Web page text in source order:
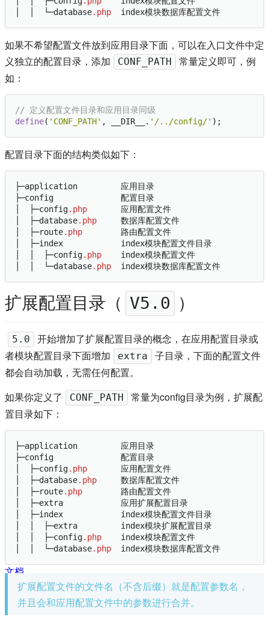
│  │  └─database.php
如果不希望配置文件放到应用目录下面，可以在入口文件中定
义独立的配置目录，添加
CONF_PATH
常量定义即可，例
如：
// 定义配置文件目录和应用目录同级
define( 'CONF_PATH' , __DIR__. '/../config/'
配置目录下面的结构类似如下：
├─application         应用目录
├─config              配置目录
│  ├─config.php
       应用配置文件
│  ├─database.php
     数据库配置文件
│  ├─route.php
        路由配置文件
│  ├─index            index模块配置文件目录
│  │  ├─config.php
    index模块配置文件
│  │  └─database.php
扩展配置目录（ V5.0 ）
5.0
开始增加了扩展配置目录的概念，在应用配置目录或
者模块配置目录下面增加
extra
子目录，下面的配置文件
都会自动加载，无需任何配置。
如果你定义了
CONF_PATH
常量为config目录为例，扩展配
置目录如下：
├─application         应用目录
├─config              配置目录
│  ├─config.php
       应用配置文件
│  ├─database.php
     数据库配置文件
│  ├─route.php
        路由配置文件
│  ├─extra            应用扩展配置目录
│  ├─index            index模块配置文件目录
│  │  ├─extra         index模块扩展配置目录
│  │  ├─config.php
    index模块配置文件
│  │  └─database.php
扩展配置文件的文件名（不含后缀）就是配置参数名，
并且会和应用配置文件中的参数进行合并。
文档
目录